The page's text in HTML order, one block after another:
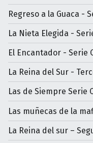
Regreso a la Guaca -
La Nieta Elegida -
El Encantador - Serie
La Reina del Sur -
Las de Siempre Serie
Las muñecas de la
La Reina del sur –